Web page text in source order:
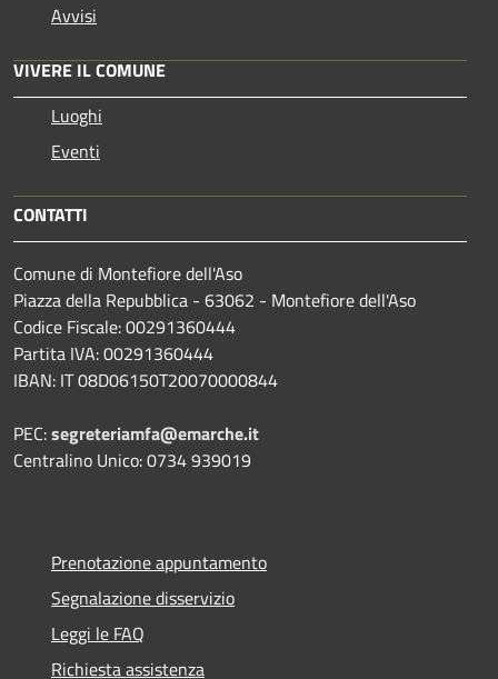
Avvisi
VIVERE IL COMUNE
Luoghi
Eventi
CONTATTI
Comune di Montefiore dell'Aso
Piazza della Repubblica - 63062 - Montefiore dell'Aso
Codice Fiscale: 00291360444
Partita IVA: 00291360444
IBAN: IT 08D06150T20070000844
PEC:segreteriamfa@emarche.it
Centralino Unico: 0734 939019
Prenotazione appuntamento
Segnalazione disservizio
Leggi le FAQ
Richiesta assistenza